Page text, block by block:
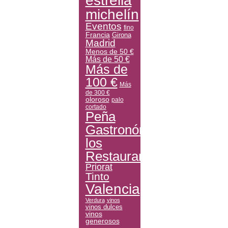
michelín
Eventos fino
Francia Girona
Madrid
Menos de 50 €
Más de 50 €
Más de
100 € Más
de 300 €
oloroso palo
cortado
Peña
Gastronómica
los
Restauranteros
Priorat
Tinto
Valencia
Verdura vinos
vinos dulces
vinos
generosos